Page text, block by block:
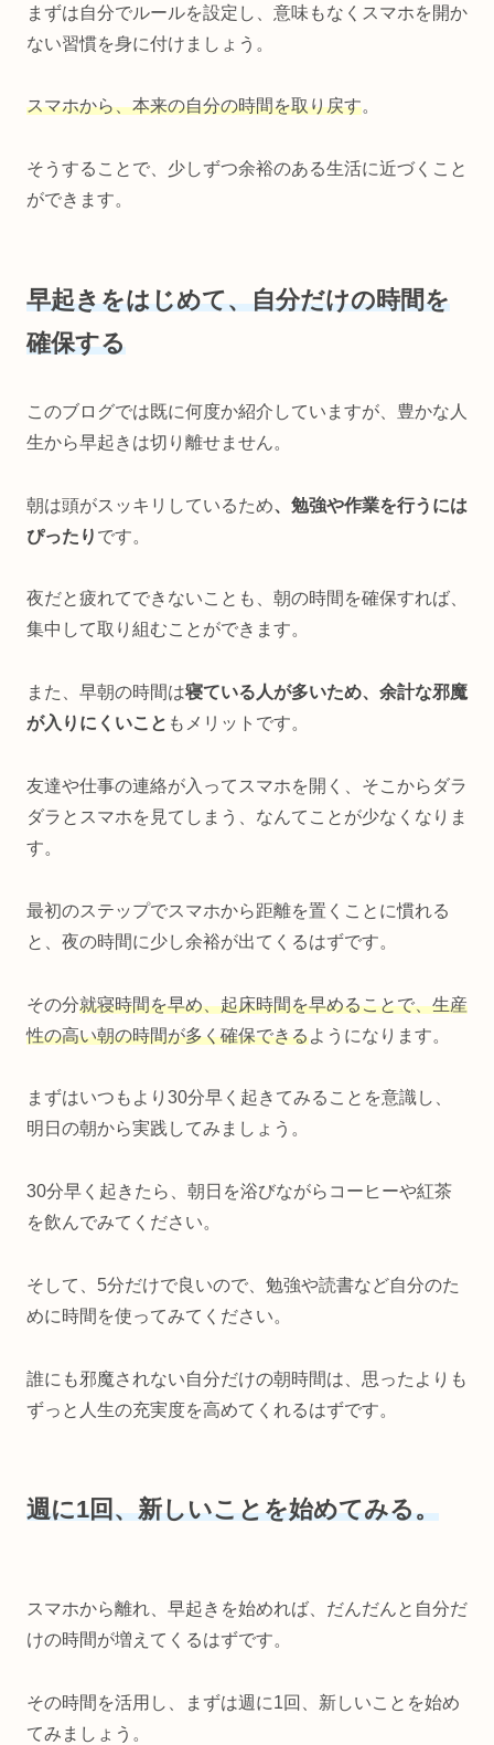
まずは自分でルールを設定し、意味もなくスマホを開か
ない習慣を身に付けましょう。
スマホから、本来の自分の時間を取り戻す。
そうすることで、少しずつ余裕のある生活に近づくこと
ができます。
早起きをはじめて、自分だけの時間を
確保する
このブログでは既に何度か紹介していますが、豊かな人
生から早起きは切り離せません。
朝は頭がスッキリしているため、勉強や作業を行うには
ぴったり です。
夜だと疲れてできないことも、朝の時間を確保すれば、
集中して取り組むことができます。
また、早朝の時間は寝ている人が多いため、余計な邪魔
が入りにくいこと もメリットです。
友達や仕事の連絡が入ってスマホを開く、そこからダラ
ダラとスマホを見てしまう、なんてことが少なくなりま
す。
最初のステップでスマホから距離を置くことに慣れる
と、夜の時間に少し余裕が出てくるはずです。
その分就寝時間を早め、起床時間を早めることで、生産
性の高い朝の時間が多く確保できるようになります。
まずはいつもより30分早く起きてみることを意識し、
明日の朝から実践してみましょう。
30分早く起きたら、朝日を浴びながらコーヒーや紅茶
を飲んでみてください。
そして、5分だけで良いので、勉強や読書など自分のた
めに時間を使ってみてください。
誰にも邪魔されない自分だけの朝時間は、思ったよりも
ずっと人生の充実度を高めてくれるはずです。
週に1回、新しいことを始めてみる。
スマホから離れ、早起きを始めれば、だんだんと自分だ
けの時間が増えてくるはずです。
その時間を活用し、まずは週に1回、新しいことを始め
てみましょう。